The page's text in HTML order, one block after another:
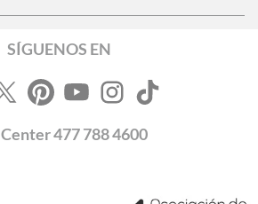
SÍGUENOS EN
Center477 788 4600